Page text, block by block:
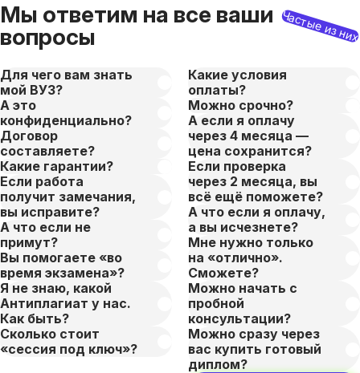
Мы ответим на все ваши
вопросы
Частые из них
Для чего вам знать
мой ВУЗ?
А это
конфиденциально?
Договор
составляете?
Какие гарантии?
Если работа
получит замечания,
вы исправите?
А что если не
примут?
Вы помогаете «во
время экзамена»?
Я не знаю, какой
Антиплагиат у нас.
Как быть?
Сколько стоит
«сессия под ключ»?
Какие условия
оплаты?
Можно срочно?
А если я оплачу
через 4 месяца —
цена сохранится?
Если проверка
через 2 месяца, вы
всё ещё поможете?
А что если я оплачу,
а вы исчезнете?
Мне нужно только
на «отлично».
Сможете?
Можно начать с
пробной
консультации?
Можно сразу через
вас купить готовый
диплом?